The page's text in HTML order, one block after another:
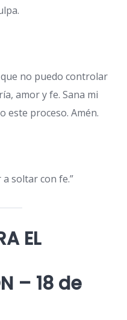
no puedo controlar
amor y fe. Sana mi
este proceso. Amén.
soltar con fe.”
EL
– 18 de